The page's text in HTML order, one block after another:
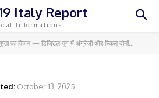
Italy Report
Informations
का विज़न — डिजिटल युग में अंग्रेज़ी और स्किल दोनों...
October 13, 2025